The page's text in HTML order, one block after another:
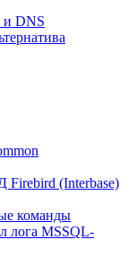
и DNS
Firebird (Interbase)
команды
лога MSSQL-